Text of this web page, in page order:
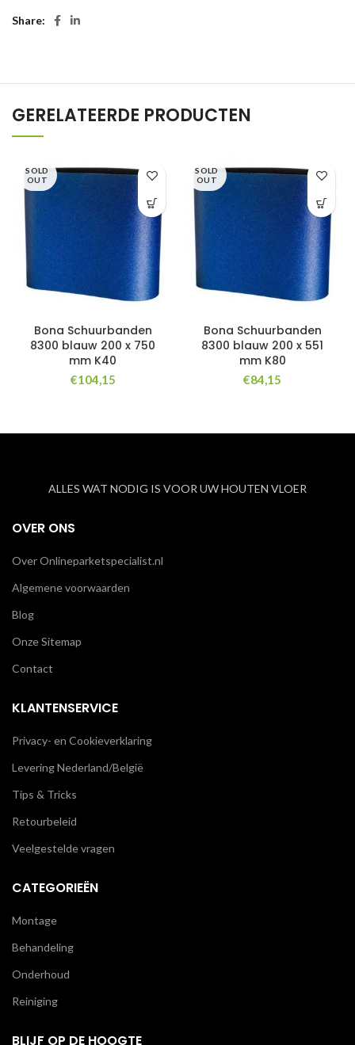
Share
GERELATEERDE PRODUCTEN
SOLD
OUT
Bona Schuurbanden
8300 blauw 200 x 750
mm K40
€104,15
SOLD
OUT
Bona Schuurbanden
8300 blauw 200 x 551
mm K80
€84,15
ALLES WAT NODIG IS VOOR UW HOUTEN VLOER
OVER ONS
Over Onlineparketspecialist.nl
Algemene voorwaarden
Blog
Onze Sitemap
Contact
KLANTENSERVICE
Privacy- en Cookieverklaring
Levering Nederland/België
Tips & Tricks
Retourbeleid
Veelgestelde vragen
CATEGORIEËN
Montage
Behandeling
Onderhoud
Reiniging
BLIJF OP DE HOOGTE